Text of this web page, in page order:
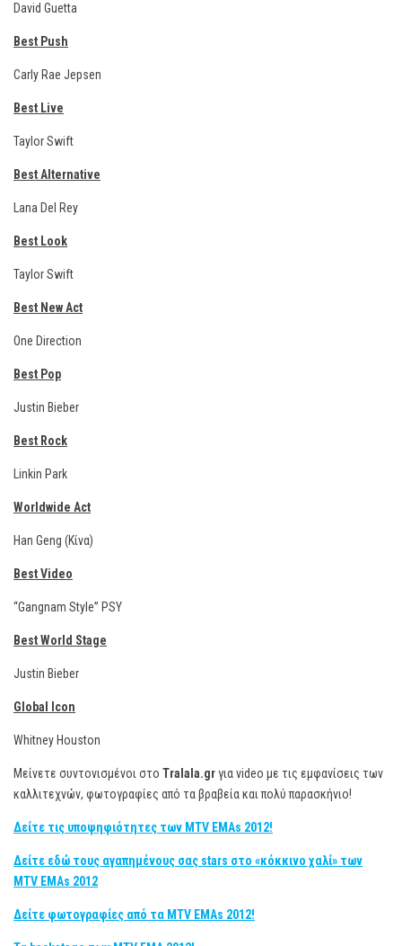
David Guetta
Best Push
Carly Rae Jepsen
Best Live
Taylor Swift
Best Alternative
Lana Del Rey
Best Look
Taylor Swift
Best New Act
One Direction
Best Pop
Justin Bieber
Best Rock
Linkin Park
Worldwide Act
Han Geng (Κίνα)
Best Video
“Gangnam Style” PSY
Best World Stage
Justin Bieber
Global Icon
Whitney Houston
Μείνετε συντονισμένοι στο Tralala.grγια video με τις εμφανίσεις των
καλλιτεχνών, φωτογραφίες από τα βραβεία και πολύ παρασκήνιο!
Δείτε τις υποψηφιότητες των MTV EMAs 2012!
Δείτε εδώ τους αγαπημένους σας stars στο «κόκκινο χαλί» των
MTV EMAs 2012
Δείτε φωτογραφίες από τα MTV EMAs 2012!